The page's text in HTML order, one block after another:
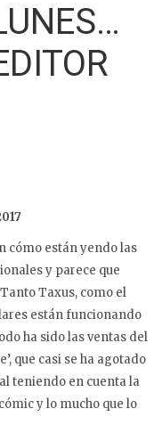
están yendo las
y parece que
Taxus, como el
están funcionando
ha sido las ventas del
que casi se ha agotado
teniendo en cuenta la
y lo mucho que lo